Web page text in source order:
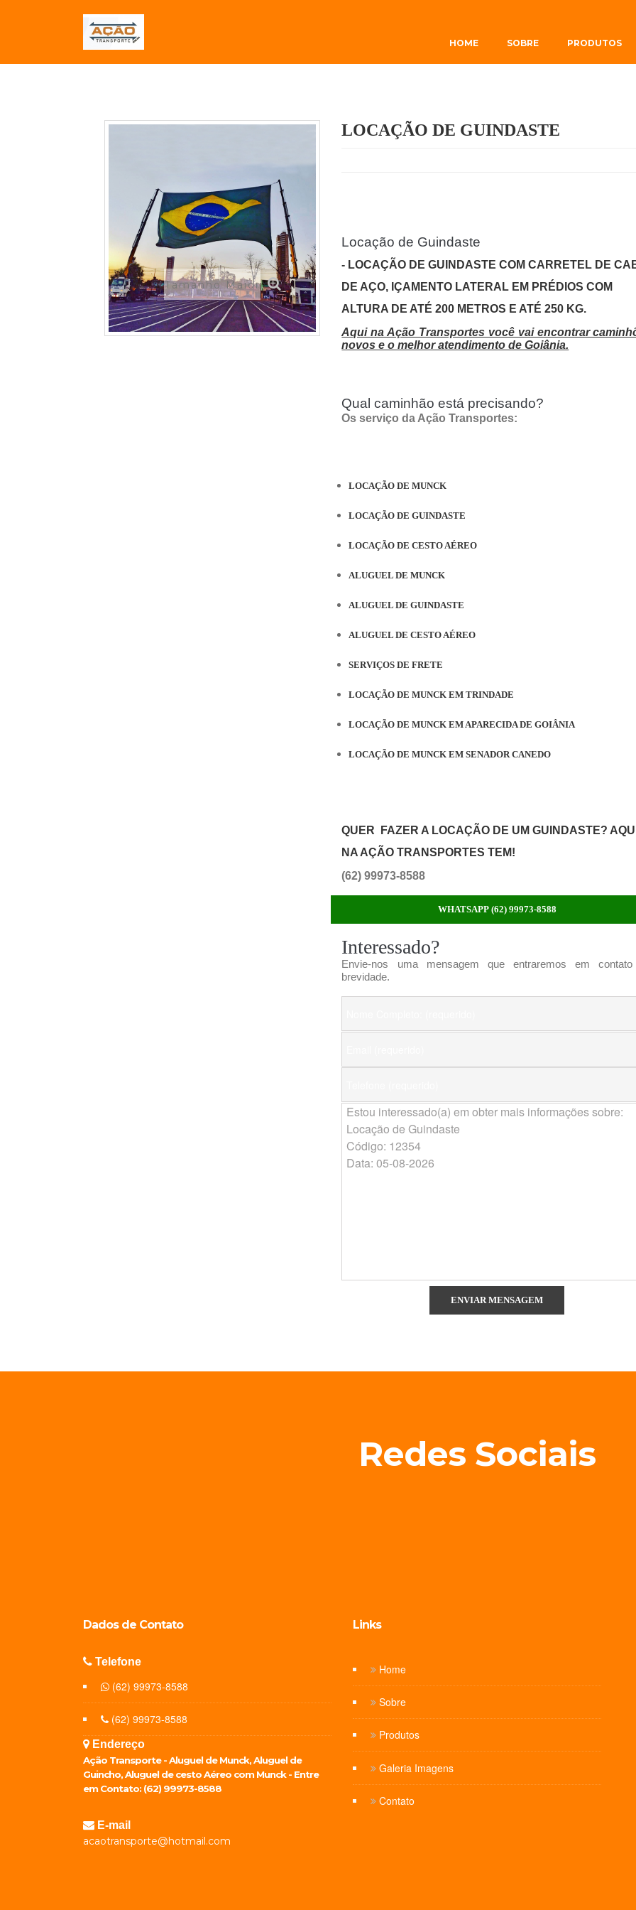
HOME SOBRE PRODUTOS
Tamanho Maior
LOCAÇÃO DE GUINDASTE
Locação de Guindaste
- LOCAÇÃO DE GUINDASTE COM CARRETEL DE
DE AÇO, IÇAMENTO LATERAL EM PRÉDIOS COM
ALTURA DE ATÉ 200 METROS E ATÉ 250 KG.
Aqui na Ação Transportes você vai encontrar
novos e o melhor atendimento de Goiânia.
Qual caminhão está precisando?
Os serviço da Ação Transportes:
LOCAÇÃO DE MUNCK
LOCAÇÃO DE GUINDASTE
LOCAÇÃO DE CESTO AÉREO
ALUGUEL DE MUNCK
ALUGUEL DE GUINDASTE
ALUGUEL DE CESTO AÉREO
SERVIÇOS DE FRETE
LOCAÇÃO DE MUNCK EM TRINDADE
LOCAÇÃO DE MUNCK EM APARECIDA DE GOIÂNIA
LOCAÇÃO DE MUNCK EM SENADOR CANEDO
QUER FAZER A LOCAÇÃO DE UM GUINDASTE?
NA AÇÃO TRANSPORTES TEM!
(62) 99973-8588
WHATSAPP (62) 99973-8588
Interessado?
Envie-nos uma mensagem que entraremos em
brevidade.
Redes Sociais
Dados de Contato
Telefone
(62) 99973-8588
(62) 99973-8588
Endereço
Ação Transporte - Aluguel de Munck, Aluguel de
Guincho, Aluguel de cesto Aéreo com Munck - Entre
em Contato: (62) 99973-8588
E-mail
acaotransporte@hotmail.com
Links
Home
Sobre
Produtos
Galeria Imagens
Contato